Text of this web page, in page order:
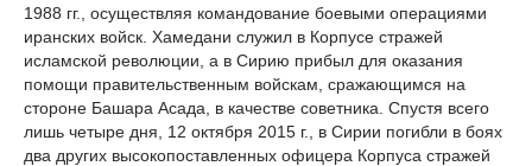
1988 гг., осуществляя командование боевыми операциями
иранских войск. Хамедани служил в Корпусе стражей
исламской революции, а в Сирию прибыл для оказания
помощи правительственным войскам, сражающимся на
стороне Башара Асада, в качестве советника. Спустя всего
лишь четыре дня, 12 октября 2015 г., в Сирии погибли в боях
два других высокопоставленных офицера Корпуса стражей